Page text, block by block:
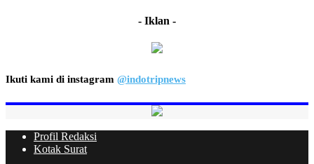
- Iklan -
Ikuti kami di instagram @indotripnews
Profil Redaksi
Kotak Surat